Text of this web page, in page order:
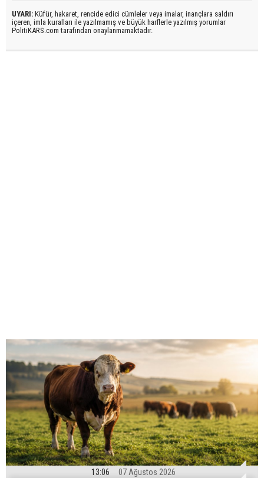
UYARI: Küfür, hakaret, rencide edici cümleler veya imalar, inançlara saldırı
içeren, imla kuralları ile yazılmamış ve büyük harflerle yazılmış yorumlar
PolitiKARS.com tarafından onaylanmamaktadır.
13:06 07 Ağustos 2026